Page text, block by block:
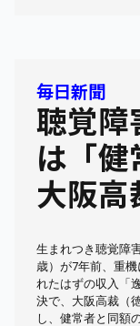
毎日新聞
聴覚障
は「
大阪高
生まれつき聴覚障
歳）が7年前、重
れたはずの収入「
決で、大阪高裁（
し、健常者と同額